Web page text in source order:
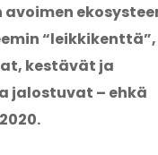
“leikkikenttä”,
kestävät ja
jalostuvat – ehkä